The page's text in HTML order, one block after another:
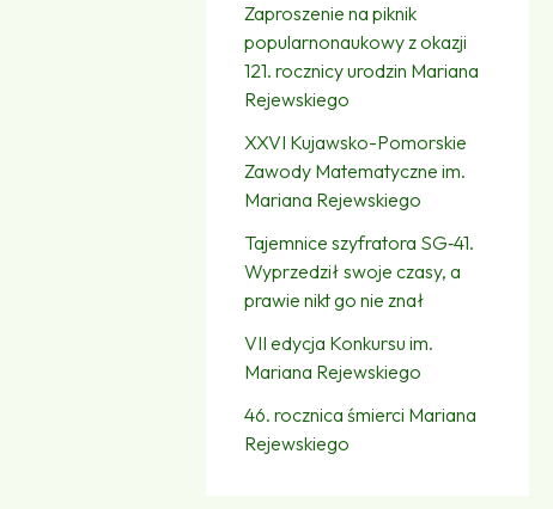
Zaproszenie na piknik
popularnonaukowy z okazji
121. rocznicy urodzin Mariana
Rejewskiego
XXVI Kujawsko-Pomorskie
Zawody Matematyczne im.
Mariana Rejewskiego
Tajemnice szyfratora SG‑41.
Wyprzedził swoje czasy, a
prawie nikt go nie znał
VII edycja Konkursu im.
Mariana Rejewskiego
46. rocznica śmierci Mariana
Rejewskiego